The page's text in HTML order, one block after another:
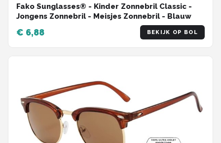
Fako Sunglasses® - Kinder Zonnebril Classic -
Jongens Zonnebril - Meisjes Zonnebril - Blauw
€ 6,88 BEKIJK OP BOL